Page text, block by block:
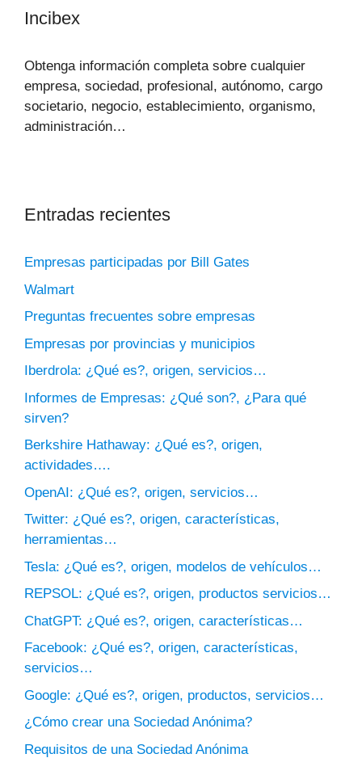
Incibex
Obtenga información completa sobre cualquier
empresa, sociedad, profesional, autónomo, cargo
societario, negocio, establecimiento, organismo,
administración…
Entradas recientes
Empresas participadas por Bill Gates
Walmart
Preguntas frecuentes sobre empresas
Empresas por provincias y municipios
Iberdrola: ¿Qué es?, origen, servicios…
Informes de Empresas: ¿Qué son?, ¿Para qué
sirven?
Berkshire Hathaway: ¿Qué es?, origen,
actividades….
OpenAI: ¿Qué es?, origen, servicios…
Twitter: ¿Qué es?, origen, características,
herramientas…
Tesla: ¿Qué es?, origen, modelos de vehículos…
REPSOL: ¿Qué es?, origen, productos servicios…
ChatGPT: ¿Qué es?, origen, características…
Facebook: ¿Qué es?, origen, características,
servicios…
Google: ¿Qué es?, origen, productos, servicios…
¿Cómo crear una Sociedad Anónima?
Requisitos de una Sociedad Anónima